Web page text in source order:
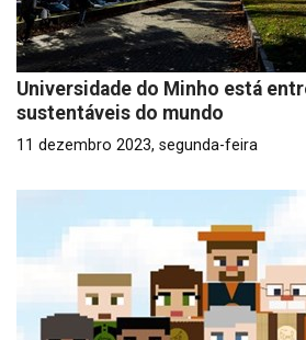
Universidade do Minho está
sustentáveis do mundo
11 dezembro 2023, segunda-feira